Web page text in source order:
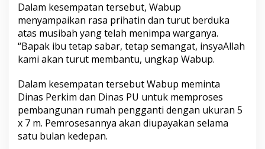
Dalam kesempatan tersebut, Wabup
menyampaikan rasa prihatin dan turut berduka
atas musibah yang telah menimpa warganya.
“Bapak ibu tetap sabar, tetap semangat, insyaAllah
kami akan turut membantu, ungkap Wabup.
Dalam kesempatan tersebut Wabup meminta
Dinas Perkim dan Dinas PU untuk memproses
pembangunan rumah pengganti dengan ukuran 5
x 7 m. Pemrosesannya akan diupayakan selama
satu bulan kedepan.